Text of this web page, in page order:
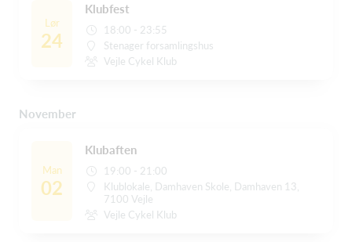
Lør
24
Klubfest
18:00 - 23:55
Stenager forsamlingshus
Vejle Cykel Klub
November
Man
02
Klubaften
19:00 - 21:00
Klublokale, Damhaven Skole, Damhaven 13,
7100 Vejle
Vejle Cykel Klub